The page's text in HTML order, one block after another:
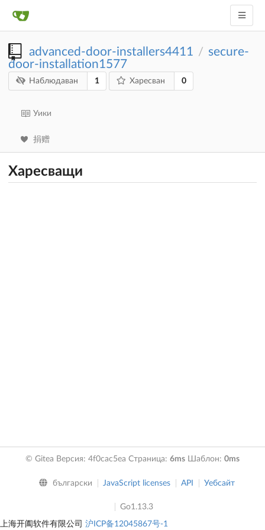
advanced-door-installers4411 / secure-
door-installation1577
Наблюдаван 1 Харесван 0
Уики
捐赠
Харесващи
© Gitea Версия: 4f0cac5ea Страница: 6ms Шаблон: 0ms
български JavaScript licenses API Уебсайт
Go1.13.3
上海开阖软件有限公司 沪ICP备12045867号-1